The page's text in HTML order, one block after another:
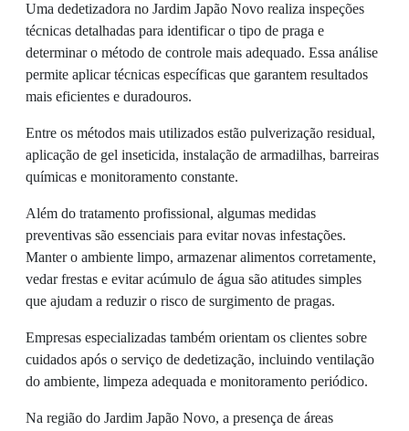
Uma dedetizadora no Jardim Japão Novo realiza inspeções
técnicas detalhadas para identificar o tipo de praga e
determinar o método de controle mais adequado. Essa análise
permite aplicar técnicas específicas que garantem resultados
mais eficientes e duradouros.
Entre os métodos mais utilizados estão pulverização residual,
aplicação de gel inseticida, instalação de armadilhas, barreiras
químicas e monitoramento constante.
Além do tratamento profissional, algumas medidas
preventivas são essenciais para evitar novas infestações.
Manter o ambiente limpo, armazenar alimentos corretamente,
vedar frestas e evitar acúmulo de água são atitudes simples
que ajudam a reduzir o risco de surgimento de pragas.
Empresas especializadas também orientam os clientes sobre
cuidados após o serviço de dedetização, incluindo ventilação
do ambiente, limpeza adequada e monitoramento periódico.
Na região do Jardim Japão Novo, a presença de áreas